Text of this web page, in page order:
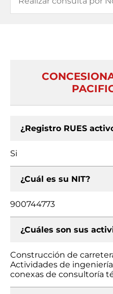
¿Registro RUES
Si
¿Cuál es su NIT?
900744773
¿Cuáles son sus
Construcción de
Actividades de
conexas de consultoría